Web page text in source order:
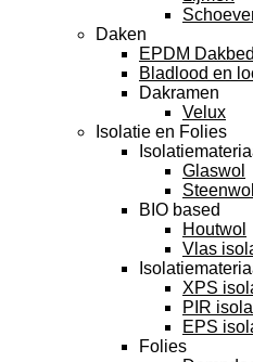
Daken
EPDM
Bladlood en
Dakramen
Velux
Isolatie en Folies
Glaswol
Steenwol
BIO based
Houtwol
Vlas
XPS
PIR
EPS
Folies